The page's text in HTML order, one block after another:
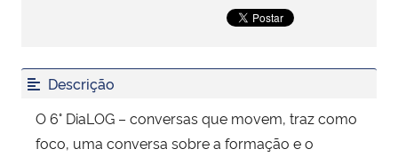
Secretaria de Governo
Descrição
O 6° DiaLOG – conversas que movem, traz como
foco, uma conversa sobre a formação e o